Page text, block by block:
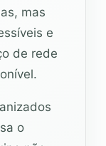
mas
e
de rede
o